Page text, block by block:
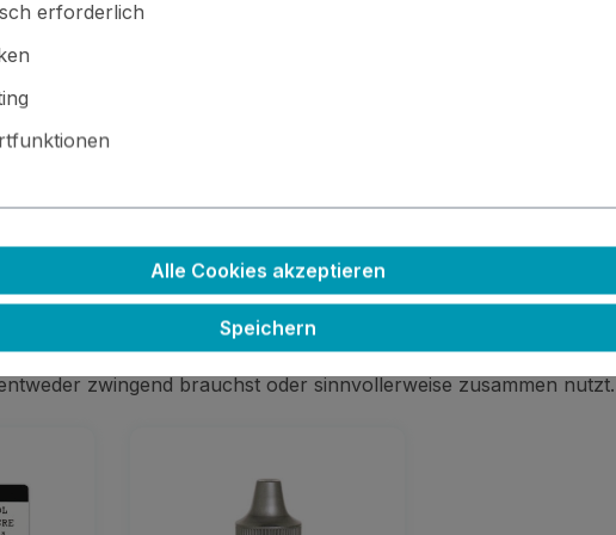
⚙️ Kleinteile / scharfe Kanten · 🚫🍴 Nicht essbar
zwingend brauchst oder sinnvollerweise zusammen nutzt.
erforderlich
Alle Cookies akzeptieren
Speichern